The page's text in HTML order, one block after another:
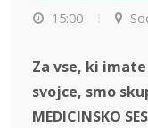
15:00
Za vse, ki imate
svojce, smo
MEDICINSKO